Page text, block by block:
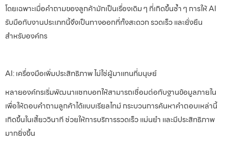
โดยเฉพาะเมื่อคำถามของลูกค้ามักเป็นเรื่องเดิม ๆ ที่เกิดขึ้นซ้ำ ๆ การให้ AI
รับมือกับงานประเภทนี้จึงเป็นทางออกที่ทั้งสะดวก รวดเร็ว และยั่งยืน
สำหรับองค์กร
AI: เครื่องมือเพิ่มประสิทธิภาพ ไม่ใช่ผู้มาแทนที่มนุษย์
หลายองค์กรเริ่มพัฒนาแชทบอทให้สามารถเชื่อมต่อกับฐานข้อมูลภายใน
เพื่อให้ตอบคำถามลูกค้าได้แบบเรียลไทม์ กระบวนการค้นหาคำตอบเหล่านี้
เกิดขึ้นในเสี้ยววินาที ช่วยให้การบริการรวดเร็ว แม่นยำ และมีประสิทธิภาพ
มากยิ่งขึ้น